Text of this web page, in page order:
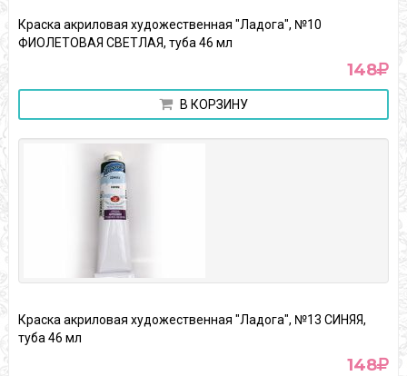
Краска акриловая художественная "Ладога", №10
ФИОЛЕТОВАЯ СВЕТЛАЯ, туба 46 мл
148
В КОРЗИНУ
Краска акриловая художественная "Ладога", №13 СИНЯЯ,
туба 46 мл
148